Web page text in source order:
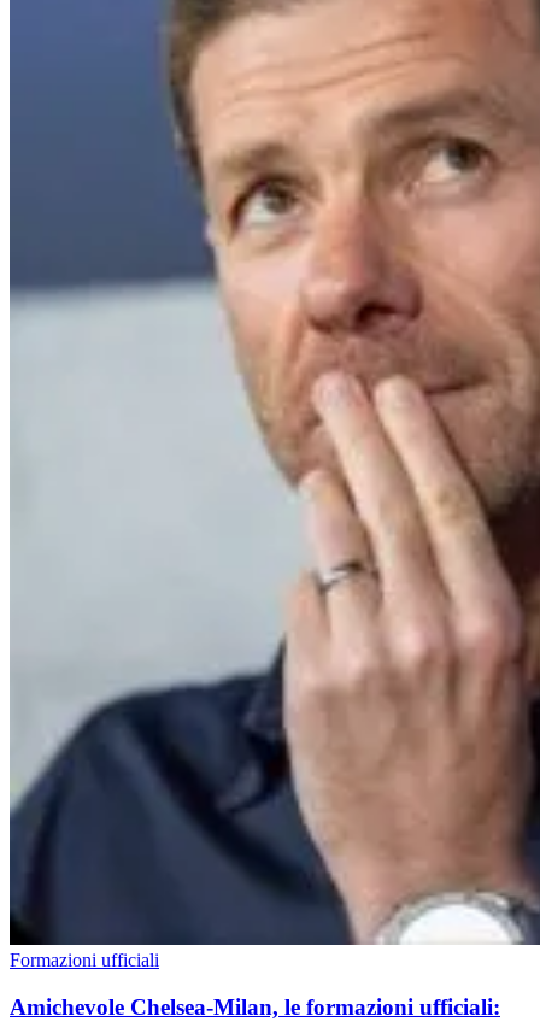
Formazioni ufficiali
Amichevole Chelsea-Milan, le formazioni ufficiali: